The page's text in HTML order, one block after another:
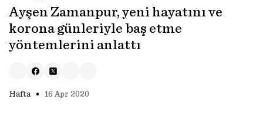
Ayşen Zamanpur, yeni hayatını ve
korona günleriyle baş etme
yöntemlerini anlattı
Hafta • 16 Apr 2020